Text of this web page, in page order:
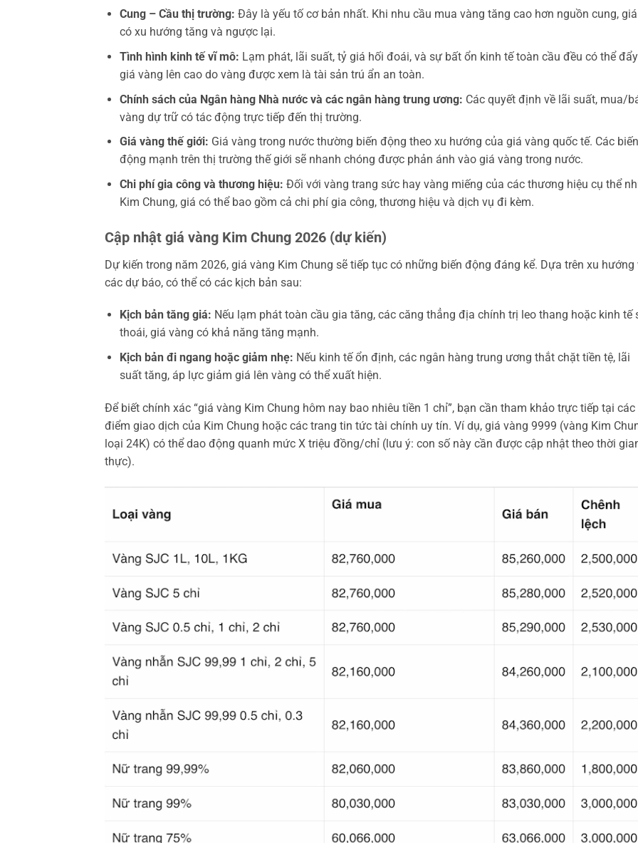
Cung – Cầu thị trường: Đây là yếu tố cơ bản nhất. Khi nhu cầu mua vàng tăng cao hơn nguồn cung,
có xu hướng tăng và ngược lại.
Tình hình kinh tế vĩ mô: Lạm phát, lãi suất, tỷ giá hối đoái, và sự bất ổn kinh tế toàn cầu đều có thể đẩy
giá vàng lên cao do vàng được xem là tài sản trú ẩn an toàn.
Chính sách của Ngân hàng Nhà nước và các ngân hàng trung ương: Các quyết định về lãi suất, mua/
vàng dự trữ có tác động trực tiếp đến thị trường.
Giá vàng thế giới: Giá vàng trong nước thường biến động theo xu hướng của giá vàng quốc tế. Các biến
động mạnh trên thị trường thế giới sẽ nhanh chóng được phản ánh vào giá vàng trong nước.
Chi phí gia công và thương hiệu: Đối với vàng trang sức hay vàng miếng của các thương hiệu cụ thể
Kim Chung, giá có thể bao gồm cả chi phí gia công, thương hiệu và dịch vụ đi kèm.
Cập nhật giá vàng Kim Chung 2026 (dự kiến)
Dự kiến trong năm 2026, giá vàng Kim Chung sẽ tiếp tục có những biến động đáng kể. Dựa trên xu hướng
các dự báo, có thể có các kịch bản sau:
Kịch bản tăng giá: Nếu lạm phát toàn cầu gia tăng, các căng thẳng địa chính trị leo thang hoặc kinh tế
thoái, giá vàng có khả năng tăng mạnh.
Kịch bản đi ngang hoặc giảm nhẹ: Nếu kinh tế ổn định, các ngân hàng trung ương thắt chặt tiền tệ, lãi
suất tăng, áp lực giảm giá lên vàng có thể xuất hiện.
Để biết chính xác “giá vàng Kim Chung hôm nay bao nhiêu tiền 1 chỉ”, bạn cần tham khảo trực tiếp tại các
điểm giao dịch của Kim Chung hoặc các trang tin tức tài chính uy tín. Ví dụ, giá vàng 9999 (vàng Kim
loại 24K) có thể dao động quanh mức X triệu đồng/chỉ (lưu ý: con số này cần được cập nhật theo thời
thực).